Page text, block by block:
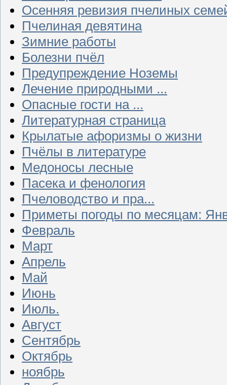
Осенняя ревизия пчелиных
Пчелиная девятина
Зимние работы
Болезни пчёл
Предупреждение Ноземы
Лечение природными ...
Опасные гости на ...
Литературная страница
Крылатые афоризмы о жизни
Пчёлы в литературе
Медоносы лесные
Пасека и фенология
Пчеловодство и пра...
Приметы погоды по месяцам:
Февраль
Март
Апрель
Май
Июнь
Июль.
Август
Сентябрь
Октябрь
ноябрь